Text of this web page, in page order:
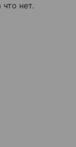
нет.